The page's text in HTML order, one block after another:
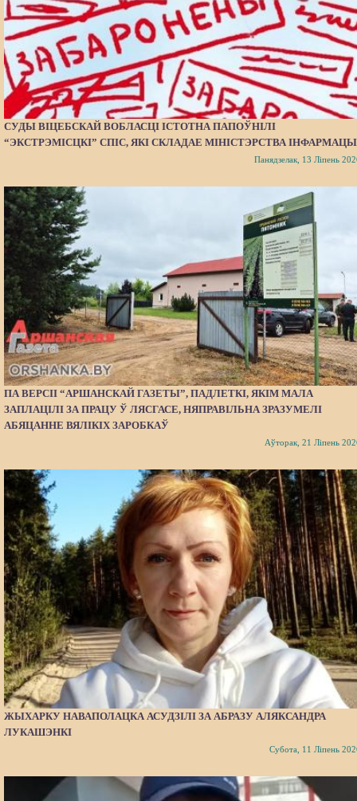
СУДЫ ВІЦЕБСКАЙ ВОБЛАСЦІ ІСТОТНА ПАПОЎНІЛІ
“ЭКСТРЭМІСЦКІ” СПІС, ЯКІ СКЛАДАЕ МІНІСТЭРСТВА
Панядзелак, 13 Ліпень
ПА ВЕРСІІ “АРШАНСКАЙ ГАЗЕТЫ”, ПАДЛЕТКІ, ЯКІМ МАЛА
ЗАПЛАЦІЛІ ЗА ПРАЦУ Ў ЛЯСГАСЕ, НЯПРАВІЛЬНА ЗРАЗУМЕЛІ
АБЯЦАННЕ ВЯЛІКІХ ЗАРОБКАЎ
Аўторак, 21 Ліпень
ЖЫХАРКУ НАВАПОЛАЦКА АСУДЗІЛІ ЗА АБРАЗУ АЛЯКСАНДРА
ЛУКАШЭНКІ
Субота, 11 Ліпень